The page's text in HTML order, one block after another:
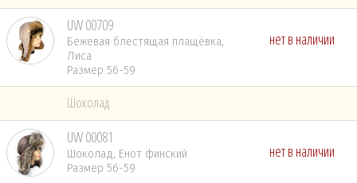
UW 00709
Бежевая блестящая плащёвка,
Лиса
Размер 56-59
нет в наличии
Шоколад
UW 00081
Шоколад, Енот финский
Размер 56-59
нет в наличии